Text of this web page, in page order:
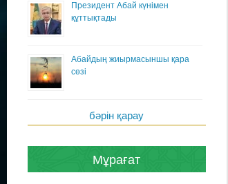
Президент Абай күнімен
құттықтады
Абайдың жиырмасыншы қара
сөзі
бәрін қарау
Мұрағат